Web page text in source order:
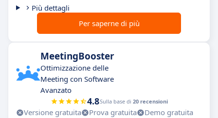
Più dettagli
Per saperne di più
MeetingBooster
Ottimizzazione delle
Meeting con Software
Avanzato
4.8Sulla base di 20 recensioni
Versione gratuita Prova gratuita
Demo gratuita